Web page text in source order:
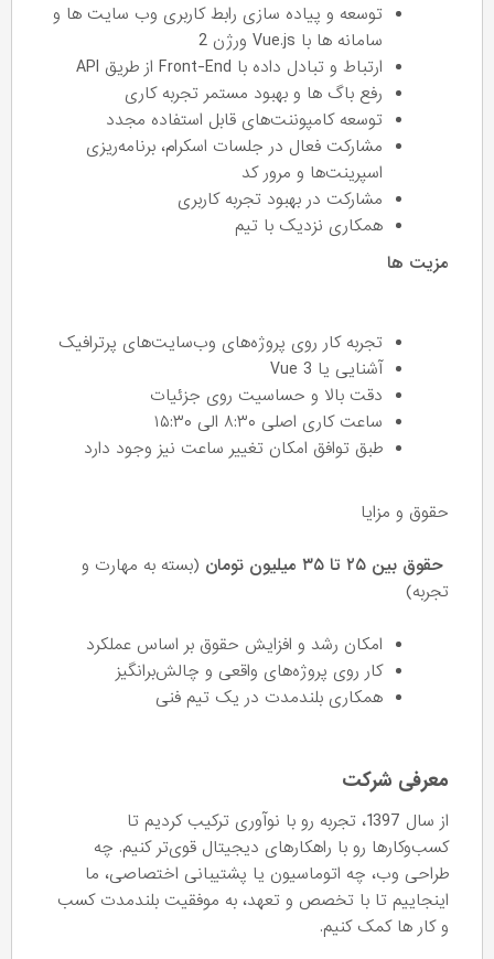
توسعه و پیاده سازی رابط کاربری وب سایت ها و
سامانه ها با Vue.js ورژن 2
ارتباط و تبادل داده با Front-End از طریق API
رفع باگ ها و بهبود مستمر تجربه کاری
توسعه کامپوننت‌های قابل استفاده مجدد
مشارکت فعال در جلسات اسکرام، برنامه‌ریزی
اسپرینت‌ها و مرور کد
مشارکت در بهبود تجربه کاربری
همکاری نزدیک با تیم
مزیت ها
تجربه کار روی پروژه‌های وب‌سایت‌های پرترافیک
آشنایی یا Vue 3
دقت بالا و حساسیت روی جزئیات
ساعت کاری اصلی ۸:۳۰ الی ۱۵:۳۰
طبق توافق امکان تغییر ساعت نیز وجود دارد
حقوق و مزایا
حقوق بین ۲۵ تا ۳۵ میلیون تومان
(بسته به مهارت و
تجربه)
امکان رشد و افزایش حقوق بر اساس عملکرد
کار روی پروژه‌های واقعی و چالش‌برانگیز
همکاری بلندمدت در یک تیم فنی
معرفی شرکت
از سال 1397، تجربه رو با نوآوری ترکیب کردیم تا
کسب‌وکارها رو با راهکارهای دیجیتال قوی‌تر کنیم. چه
طراحی وب، چه اتوماسیون یا پشتیبانی اختصاصی، ما
اینجاییم تا با تخصص و تعهد، به موفقیت بلندمدت کسب
و کار ها کمک کنیم.